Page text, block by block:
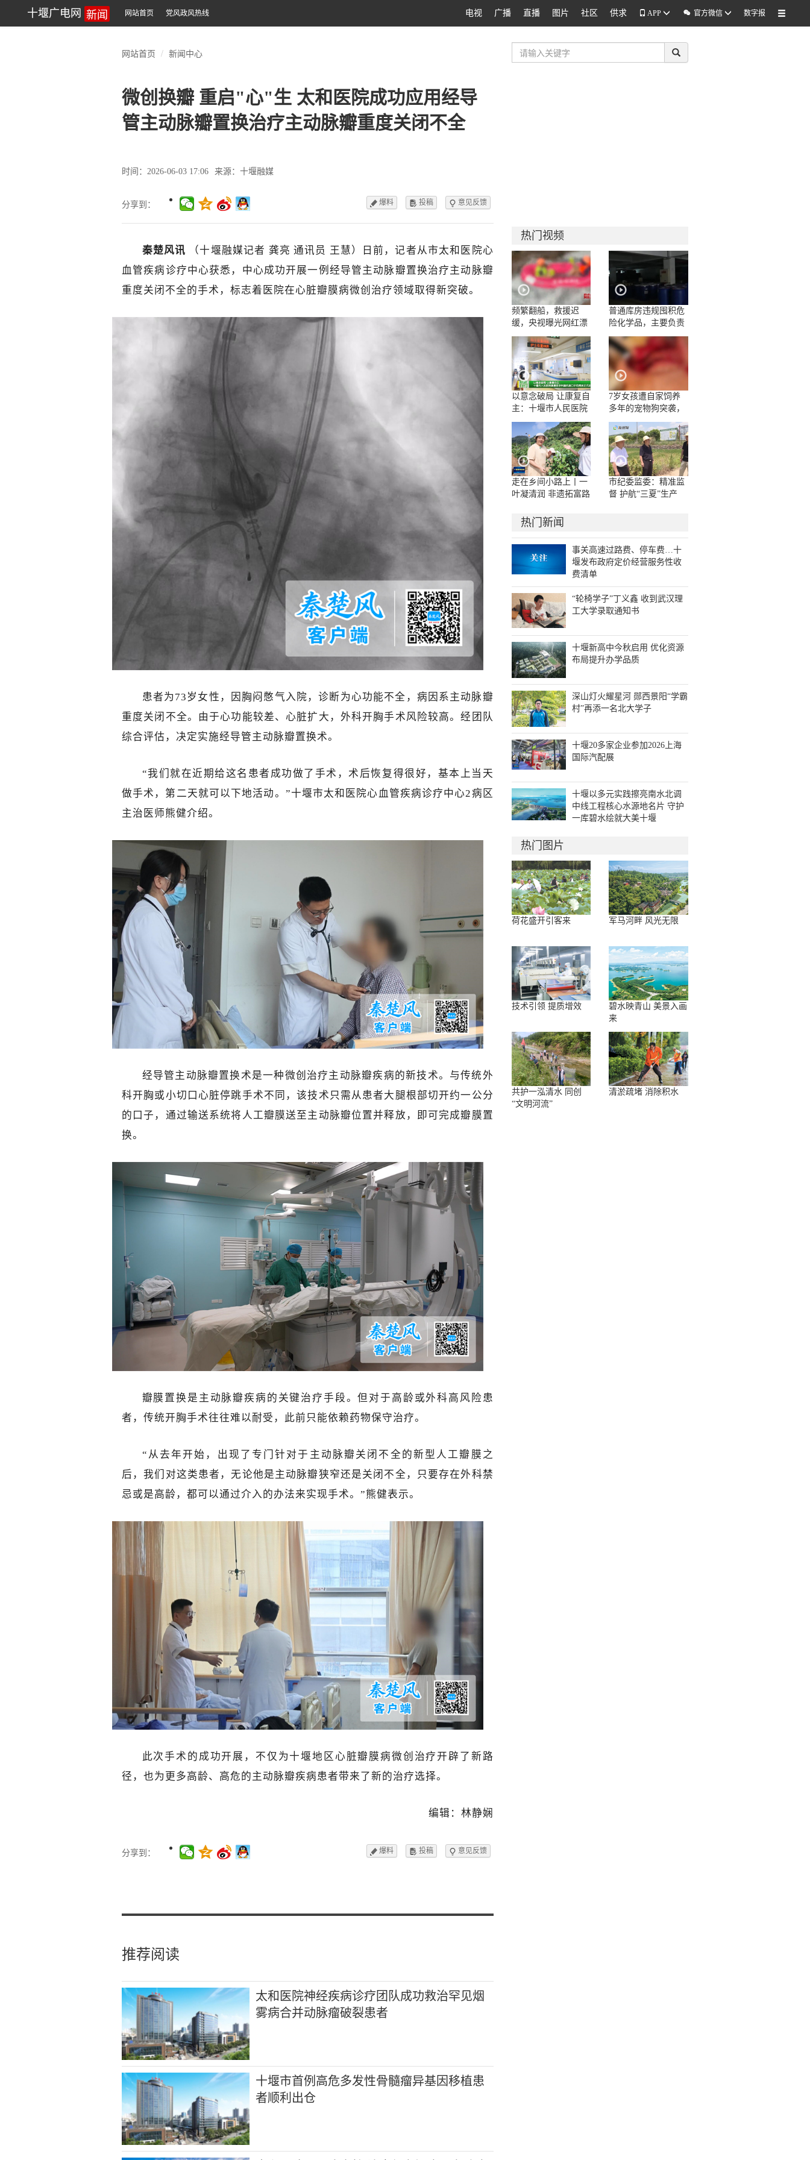
十堰广电网 新闻 网站首页 党风政风热线 电视 广播 直播 图片 社区 供求 APP  官方微信 数字报
网站首页 新闻中心
微创换瓣 重启"心"生 太和医院成功应用经导
管主动脉瓣置换治疗主动脉瓣重度关闭不全
时间：2026-06-03 17:06 来源：十堰融媒
分享到： 爆料  投稿  意见反馈
秦楚风讯 （十堰融媒记者 龚亮 通讯员 王慧 ）
日前，记者从市太和医院心
血管疾病诊疗中心获悉，中心成功开展一例经导管主动脉瓣置换治疗主动脉瓣
重度关闭不全的手术，标志着医院在心脏瓣膜病微创治疗领域取得新突破。
患者为73岁女性，因胸闷憋气入院，诊断为心功能不全，病因系主动脉瓣
重度关闭不全。由于心功能较差、心脏扩大，外科开胸手术风险较高。经团队
综合评估，决定实施经导管主动脉瓣置换术。
“我们就在近期给这名患者成功做了手术，术后恢复得很好，基本上当天
做手术，第二天就可以下地活动。 ”十堰市太和医院心血管疾病诊疗中心2病区
主治医师熊健介绍。
经导管主动脉瓣置换术是一种微创治疗主动脉瓣疾病的新技术。与传统外
科开胸或小切口心脏停跳手术不同，该技术只需从患者大腿根部切开约一公分
的口子，通过输送系统将人工瓣膜送至主动脉瓣位置并释放，即可完成瓣膜置
换。
瓣膜置换是主动脉瓣疾病的关键治疗手段。但对于高龄或外科高风险患
者，传统开胸手术往往难以耐受，此前只能依赖药物保守治疗。
“ 从去年开始，出现了专门针对于主动脉瓣关闭不全的新型人工瓣膜之
后，我们对这类患者，无论他是主动脉瓣狭窄还是关闭不全，只要存在外科禁
忌或是高龄，都可以通过介入的办法来实现手术。 ”熊健表示。
此次手术的成功开展，不仅为十堰地区心脏瓣膜病微创治疗开辟了新路
径，也为更多高龄、高危的主动脉瓣疾病患者带来了新的治疗选择。
编辑：林静娴
分享到： 爆料 投稿  意见反馈
推荐阅读
太和医院神经疾病诊疗团队成功救治罕见烟
雾病合并动脉瘤破裂患者
十堰市首例高危多发性骨髓瘤异基因移植患
者顺利出仓
热门视频
频繁翻船，救援迟
缓，央视曝光网红漂
流乱象
普通库房违规囤积危
险化学品，主要负责
人一问三不知
以意念破局 让康复自
主：十堰市人民医院
康复医学科脑机接口
示范病房正式启用
7岁女孩遭自家饲养
多年的宠物狗突袭，
面部被咬伤10多处，
嘴唇被撕裂
走在乡间小路上丨一
叶凝清润 非遗拓富路
市纪委监委：精准监
督 护航“三夏”生产
热门新闻
事关高速过路费、停车费…十
堰发布政府定价经营服务性收
费清单
“轮椅学子”丁义鑫 收到武汉理
工大学录取通知书
十堰新高中今秋启用 优化资源
布局提升办学品质
深山灯火耀星河 郧西景阳“学霸
村”再添一名北大学子
十堰20多家企业参加2026上海
国际汽配展
十堰以多元实践擦亮南水北调
中线工程核心水源地名片 守护
一库碧水绘就大美十堰
热门图片
荷花盛开引客来 军马河畔 风光无限
技术引领 提质增效
碧水映青山 美景入画
来
共护一泓清水 同创
“文明河流”
清淤疏堵 消除积水